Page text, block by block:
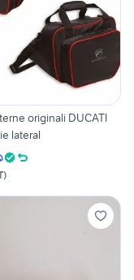
originali DUCATI
lateral
)